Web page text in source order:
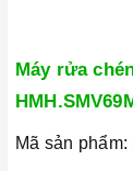
Máy rửa
Mã sản phẩm: